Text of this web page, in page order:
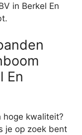
in Berkel En
En
hoge kwaliteit?
je op zoek bent